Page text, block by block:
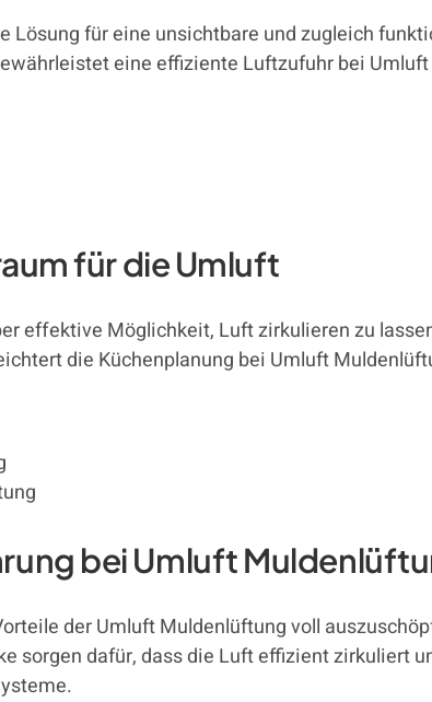
für eine unsichtbare und zugleich
eine effiziente Luftzufuhr bei
für die Umluft
effektive Möglichkeit, Luft zirkulieren zu
die Küchenplanung bei Umluft
bei Umluft
der Umluft Muldenlüftung voll
sorgen dafür, dass die Luft effizient zirkuliert